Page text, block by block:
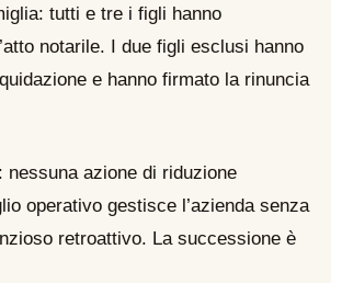
tutti e tre i figli hanno
notarile. I due figli esclusi hanno
e hanno firmato la rinuncia
nessuna azione di riduzione
operativo gestisce l’azienda senza
retroattivo. La successione è